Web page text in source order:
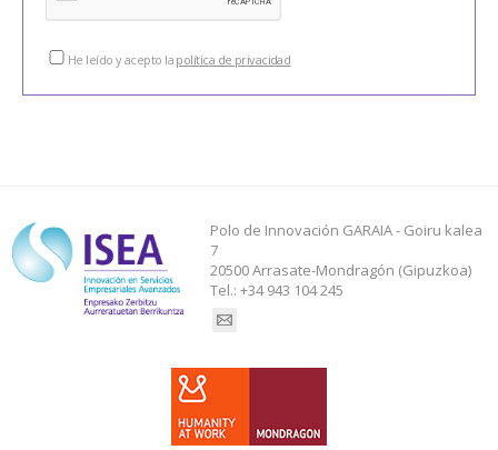
He leído y acepto la política de privacidad
Polo de Innovación GARAIA - Goiru kalea
7
20500 Arrasate-Mondragón (Gipuzkoa)
Tel.: +34 943 104 245
Find us on: